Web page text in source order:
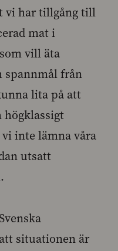
vi har tillgång till
mat i
vill äta
spannmål från
lita på att
högklassigt
inte lämna våra
utsatt
situationen är